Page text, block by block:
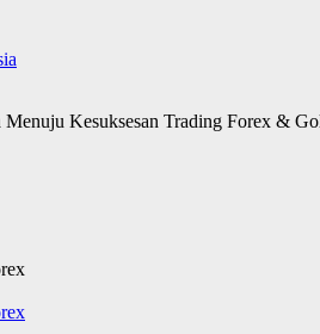
Kesuksesan Trading Forex &